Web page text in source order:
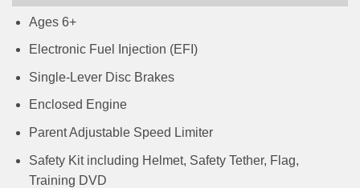
Ages 6+
Electronic Fuel Injection (EFI)
Single-Lever Disc Brakes
Enclosed Engine
Parent Adjustable Speed Limiter
Safety Kit including Helmet, Safety Tether, Flag,
Training DVD